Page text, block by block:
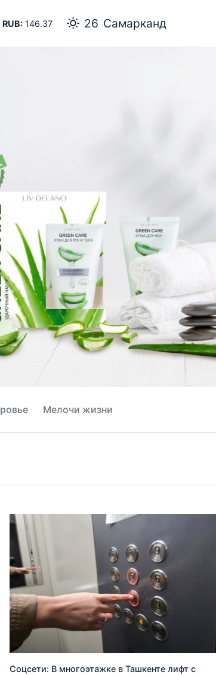
RUB:146.37 26 Самарканд
Мелочи жизни
Соцсети: В многоэтажке в Ташкенте лифт с